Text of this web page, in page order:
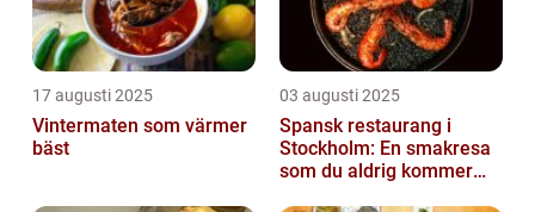
17 augusti 2025
Vintermaten som värmer
bäst
03 augusti 2025
Spansk restaurang i
Stockholm: En smakresa
som du aldrig kommer